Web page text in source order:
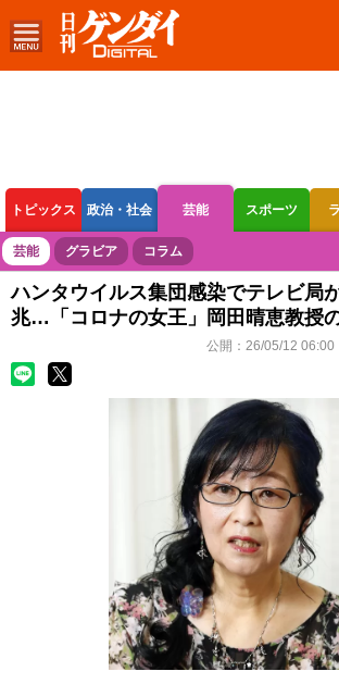
トピックス 政治・社会 芸能 スポーツ
ボートレース 競輪 オートレース
芸能 グラビア コラム
ハンタウイルス集団感染でテレビ局
兆…「コロナの女王」岡田晴恵教授
公開： 26/05/12 06:00